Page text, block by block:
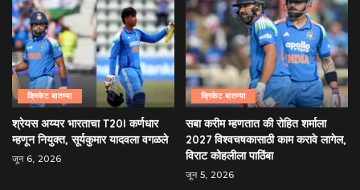
क्रिकेट बातम्या
श्रेयस अय्यर भारताचा T20I कर्णधार
म्हणून नियुक्त, सूर्यकुमार यादवला वगळले
जून 6, 2026
क्रिकेट बातम्या
सबा करीम म्हणतात की रोहित शर्माला
2027 विश्वचषकासाठी काम करावे लागेल,
विराट कोहलीला पाठिंबा
जून 5, 2026